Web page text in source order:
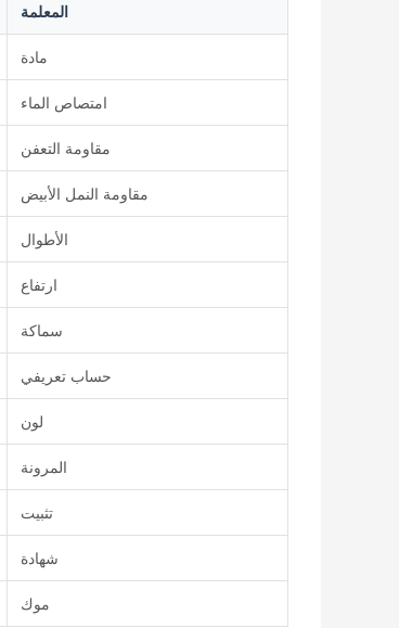
المعلمة
مادة
امتصاص الماء
مقاومة التعفن
مقاومة النمل الأبيض
الأطوال
ارتفاع
سماكة
حساب تعريفي
لون
المرونة
تثبيت
شهادة
موك